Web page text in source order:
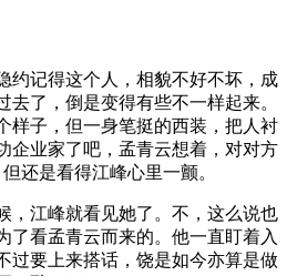
约记得这个人，相貌不好不坏，成
去了，倒是变得有些不一样起来。
样子，但一身笔挺的西装，把人衬
企业家了吧，孟青云想着，对对方
还是看得江峰心里一颤。
，江峰就看见她了。不，这么说也
了看孟青云而来的。他一直盯着入
过要上来搭话，饶是如今亦算是做